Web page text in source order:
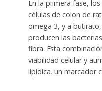
En la primera fase,
células de colon de
omega-3, y a
producen las
fibra. Esta
viabilidad celular y
lipídica, un marcador